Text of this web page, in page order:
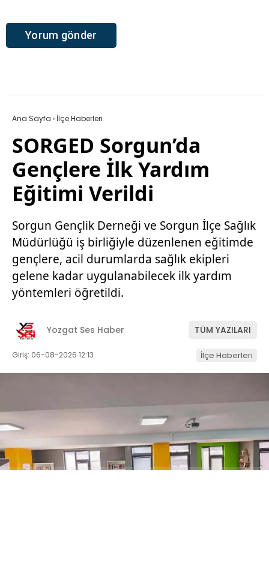
Ana Sayfa › İlçe Haberleri
SORGED Sorgun’da
Gençlere İlk Yardım
Eğitimi Verildi
Sorgun Gençlik Derneği ve Sorgun İlçe Sağlık
Müdürlüğü iş birliğiyle düzenlenen eğitimde
gençlere, acil durumlarda sağlık ekipleri
gelene kadar uygulanabilecek ilk yardım
yöntemleri öğretildi.
Yozgat Ses Haber TÜM YAZILARI
Giriş: 06-08-2026 12:13 İlçe Haberleri